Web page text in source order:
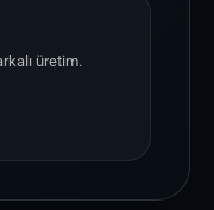
üretim.